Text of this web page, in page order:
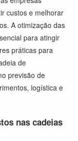
custos e melhorar
A otimização das
para atingir
práticas para
de
previsão de
logística e
nas cadeias